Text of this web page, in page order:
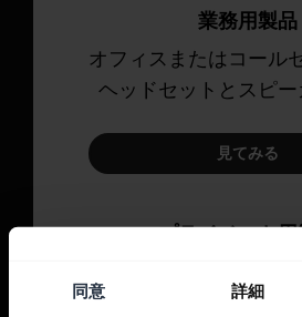
同意 詳細
業務用製品
オフィスまたはコール
ヘッドセットとスピー
見てみる
プライベート用
ドセットとイヤ